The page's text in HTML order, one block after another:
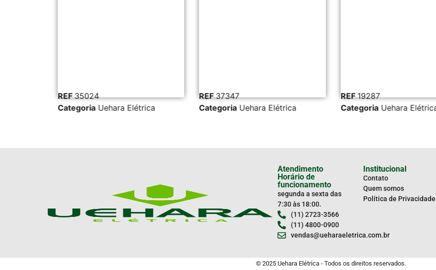
REF35024
Categoria Uehara Elétrica
REF37347
Categoria Uehara Elétrica
REF19287
Categoria Uehara Elétrica
Atendimento
Horário de
funcionamento
segunda a sexta das
7:30 às 18:00.
(11) 2723-3566
(11) 4800-0900
vendas@ueharaeletrica.com.br
Institucional
Contato
Quem somos
Política de Privacidade
© 2025 Uehara Elétrica - Todos os direitos reservados.